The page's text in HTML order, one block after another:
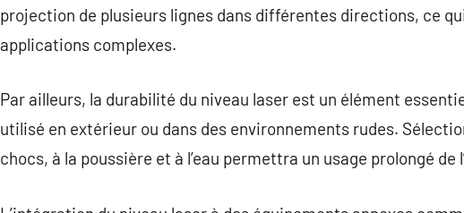
projection de plusieurs lignes dans différentes directions, ce
applications complexes.
Par ailleurs, la durabilité du niveau laser est un élément
utilisé en extérieur ou dans des environnements rudes.
chocs, à la poussière et à l’eau permettra un usage prolongé de